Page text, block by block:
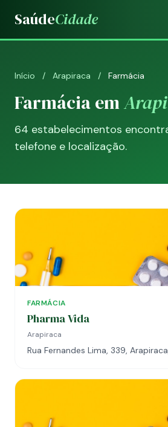
SaúdeCidade
Início / Arapiraca / Farmácia
Farmácia em
64 estabelecimentos
telefone e localização.
FARMÁCIA
Pharma Vida
Arapiraca
Rua Fernandes Lima, 339,